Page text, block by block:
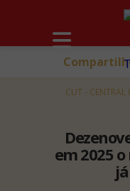
CUT -
em 2025